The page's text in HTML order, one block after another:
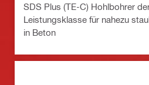
SDS Plus (TE-C) Hohlbohrer
Leistungsklasse für nahezu
in Beton